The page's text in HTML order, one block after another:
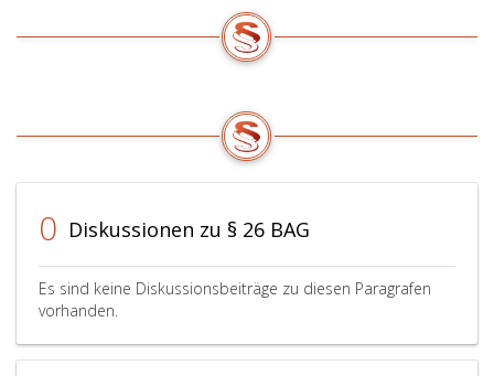
0 Diskussionen zu § 26 BAG
Es sind keine Diskussionsbeiträge zu diesen Paragrafen
vorhanden.